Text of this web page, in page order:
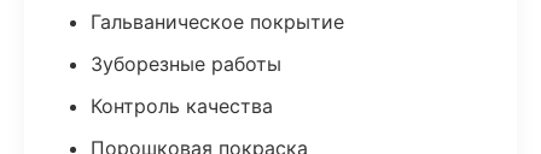
Гальваническое покрытие
Зуборезные работы
Контроль качества
Порошковая покраска